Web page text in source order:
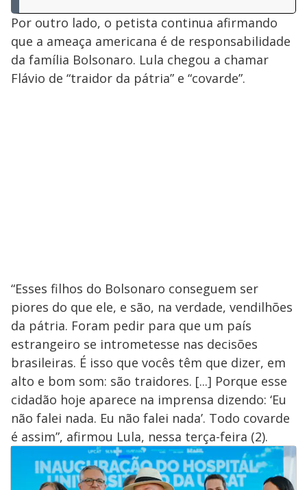
Por outro lado, o petista continua afirmando
que a ameaça americana é de responsabilidade
da família Bolsonaro. Lula chegou a chamar
Flávio de “traidor da pátria” e “covarde”.
“Esses filhos do Bolsonaro conseguem ser
piores do que ele, e são, na verdade, vendilhões
da pátria. Foram pedir para que um país
estrangeiro se intrometesse nas decisões
brasileiras. É isso que vocês têm que dizer, em
alto e bom som: são traidores. [...] Porque esse
cidadão hoje aparece na imprensa dizendo: ‘Eu
não falei nada. Eu não falei nada’. Todo covarde
é assim”, afirmou Lula, nessa terça-feira (2).